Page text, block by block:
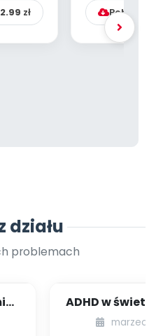
2.99 zł Pobierz
działu
problemach
ADHD w
badań –
marzec